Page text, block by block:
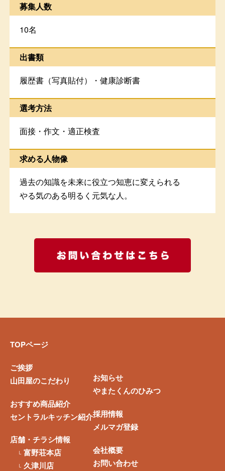
募集人数
10名
出書類
履歴書（写真貼付）・健康診断書
選考方法
面接・作文・適正検査
求める人物像
過去の知識を未来に役立つ知恵に変えられる
やる気のある明るく元気な人。
TOPページ
ご挨拶
山田屋のこだわり
おすすめ商品紹介
セントラルキッチン紹介
店舗・チラシ情報
富野荘本店
久津川店
お知らせ
やまたくんのひみつ
採用情報
メルマガ登録
会社概要
お問い合わせ